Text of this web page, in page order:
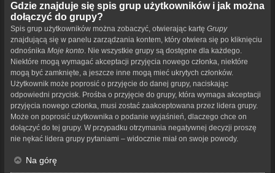
Gdzie znajduje się spis grup użytkowników i jak można
dołączyć do grupy?
Spis grup użytkowników można zobaczyć, otwierając kartę Grupy
znajdującą się w panelu zarządzania kontem, który otwiera się po kliknięciu
odnośnika Moje konto. Nie wszystkie grupy są dostępne dla każdego.
Niektóre mogą wymagać akceptacji przyjęcia nowego członka, niektóre
mogą być zamknięte, a jeszcze inne mogą mieć ukrytych członków.
Użytkownik może poprosić o przyjęcie do danej grupy, naciskając
odpowiedni przycisk. Prośba o przyjęcie do grupy, która wymaga akceptacji
przyjęcia nowego członka, musi zostać zaakceptowana przez lidera grupy.
Może on poprosić użytkownika o podanie wyjaśnień, dlaczego chce on
dołączyć do tej grupy. W przypadku otrzymania negatywnej decyzji proszę
nie nękać lidera grupy pytaniami – widocznie miał on swoje powody.
Na górę